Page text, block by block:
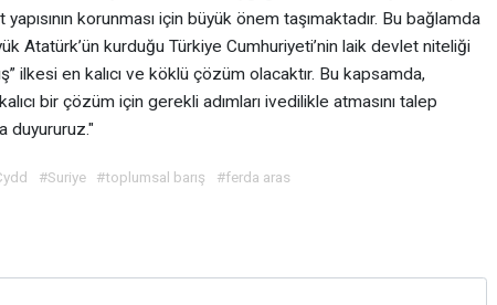
korunması için büyük önem taşımaktadır. Bu bağlamda
Atatürk’ün kurduğu Türkiye Cumhuriyeti’nin laik devlet niteliği
ilkesi en kalıcı ve köklü çözüm olacaktır. Bu kapsamda,
bir çözüm için gerekli adımları ivedilikle atmasını talep
duyururuz."
#Suriye #toplumsal barış #ferda aras